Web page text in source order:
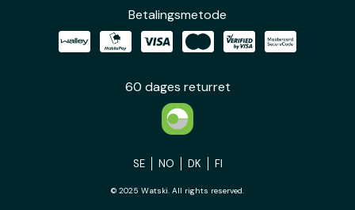
Betalingsmetode
60 dages returret
SE NO DK FI
© 2025 Watski. All rights reserved.